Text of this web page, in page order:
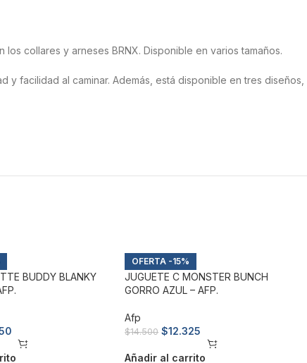
collares y arneses BRNX. Disponible en varios tamaños.
facilidad al caminar. Además, está disponible en tres diseños,
BUDDY BLANKY
-15%
JUGUETE C MONSTER BUNCH
GORRO AZUL – AFP.
Afp
$14.500 $12.325
Añadir al carrito